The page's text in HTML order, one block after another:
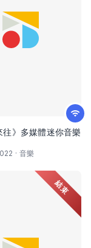
往》多媒體迷你音樂
· 音樂
結束